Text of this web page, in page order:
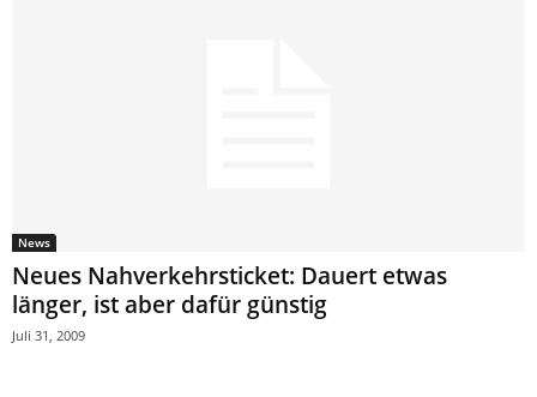
News
Neues Nahverkehrsticket: Dauert etwas
länger, ist aber dafür günstig
Juli 31, 2009